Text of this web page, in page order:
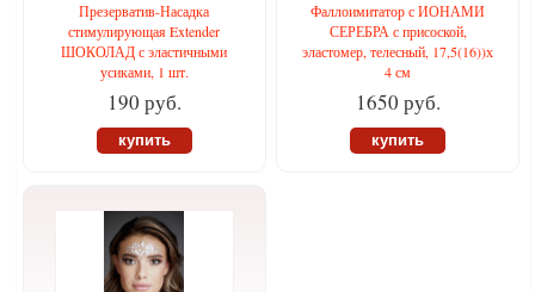
Презерватив-Насадка
стимулирующая Extender
ШОКОЛАД с эластичными
усиками, 1 шт.
190 руб.
купить
Фаллоимитатор с ИОНАМИ
СЕРЕБРА с присоской,
эластомер, телесный, 17,5(16))х
4 см
1650 руб.
купить